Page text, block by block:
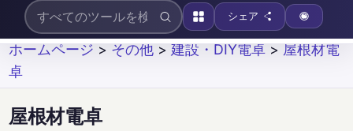
シェア
ホームページ > その他 >建設・DIY電卓 > 屋根材電
卓
屋根材電卓